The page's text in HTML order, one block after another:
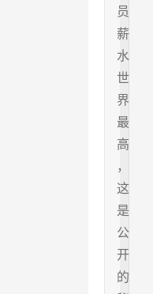
员
薪
水
世
界
最
高
，
这
是
公
开
的